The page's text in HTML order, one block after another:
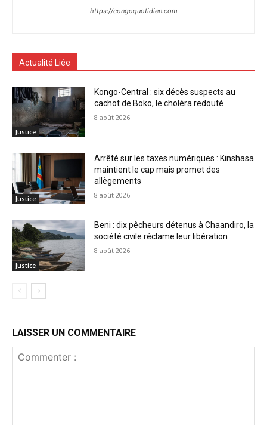
https://congoquotidien.com
Actualité Liée
Justice
Kongo-Central : six décès suspects au
cachot de Boko, le choléra redouté
8 août 2026
Justice
Arrêté sur les taxes numériques : Kinshasa
maintient le cap mais promet des
allègements
8 août 2026
Justice
Beni : dix pêcheurs détenus à Chaandiro, la
société civile réclame leur libération
8 août 2026
LAISSER UN COMMENTAIRE